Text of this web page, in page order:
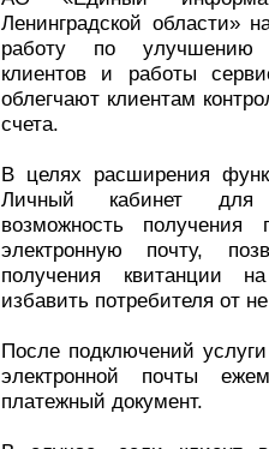
Ленинградской области»
работу по улучшению
клиентов и работы
облегчают клиентам
счета.
В целях расширения
Личный кабинет для
возможность получения
электронную почту,
получения квитанции
избавить потребителя от
После подключений
электронной почты
платежный документ.